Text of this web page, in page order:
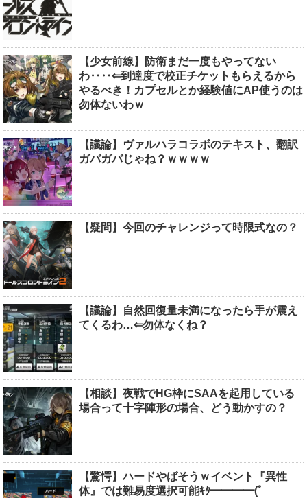
【少女前線】防衛まだ一度もやってない
わ‥‥⇐到達度で校正チケットもらえるから
やるべき！カプセルとか経験値にAP使うのは
勿体ないわｗ
【議論】ヴァルハラコラボのテキスト、翻訳
ガバガバじゃね？ｗｗｗｗ
【疑問】今回のチャレンジって時限式なの？
【議論】自然回復量未満になったら手が震え
てくるわ…⇐勿体なくね？
【相談】夜戦でHG枠にSAAを起用している
場合って十字陣形の場合、どう動かすの？
【驚愕】ハードやばそうｗイベント『異性
体』では難易度選択可能ｷﾀ━━━━(ﾟ